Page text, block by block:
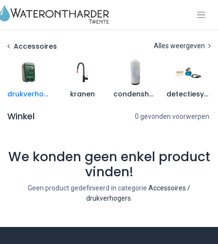
Accessoires Alles weergeven
drukverhogers kranen condenshoezen detectiesystemen
Winkel 0 gevonden voorwerpen.
We konden geen enkel product
vinden!
Geen product gedefinieerd in categorie Accessoires /
drukverhogers